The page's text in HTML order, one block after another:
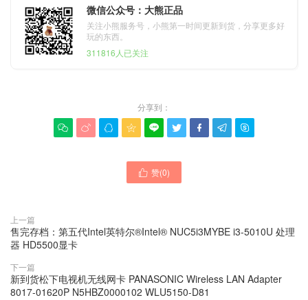
微信公众号：大熊正品
关注小熊服务号，小熊第一时间更新到货，分享更多好
玩的东西。
311816人已关注
分享到：
        
 赞(0)
上一篇
售完存档：第五代Intel英特尔®Intel® NUC5i3MYBE i3-5010U 处理
器 HD5500显卡
下一篇
新到货松下电视机无线网卡 PANASONIC Wireless LAN Adapter
8017-01620P N5HBZ0000102 WLU5150-D81